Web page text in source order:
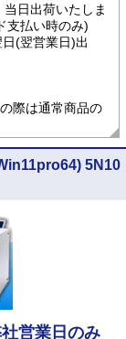
日出荷いたしま
支払い時のみ)
(翌営業日)出
際は通常商品の
5N10
営業日のみ